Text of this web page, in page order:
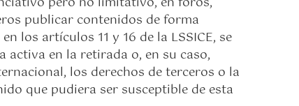
publicar contenidos de forma
los artículos 11 y 16 de la LSSICE, se
en la retirada o, en su caso,
los derechos de terceros o la
que pudiera ser susceptible de esta